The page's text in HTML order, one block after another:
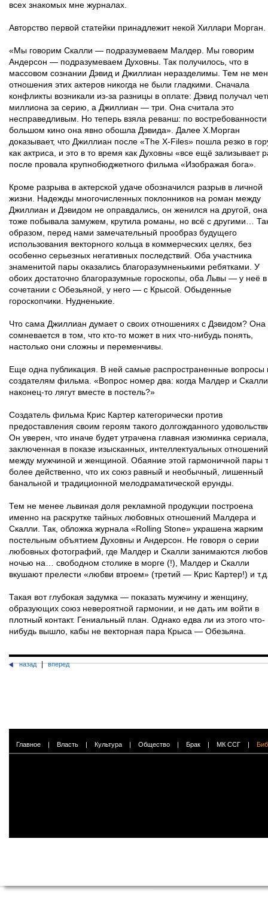
всех знакомых мне журналах.
Авторство первой статейки принадлежит некой Хиллари Морган.
«Мы говорим Скалли — подразумеваем Малдер. Мы говорим
Андерсон — подразумеваем Духовны. Так получилось, что в
массовом сознании Дэвид и Джиллиан неразделимы. Тем не
отношения этих актеров никогда не были гладкими. Сначала
конфликты возникали из-за разницы в оплате: Дэвид получал
миллиона за серию, а Джиллиан — три. Она считала это
несправедливым. Но теперь взяла реванш: по востребованности
большом кино она явно обошла Дэвида». Далее Х.Морган
доказывает, что Джиллиан после «The X-Files» пошла резко в
как актриса, и это в то время как Духовны «все ещё зализывает
после провала крупнобюджетного фильма «Изображая бога».
Кроме разрыва в актерской удаче обозначился разрыв в личной
жизни. Надежды многочисленных поклонников на роман между
Джиллиан и Дэвидом не оправдались, он женился на другой, она
тоже побывала замужем, крутила романы, но всё с другими…
образом, перед нами замечательный прообраз будущего
использования векторного кольца в коммерческих целях, без
особенно серьезных негативных последствий. Оба участника
знаменитой пары оказались благоразумненькими ребятками. У
обоих достаточно благоразумные гороскопы, оба Львы — у неё в
сочетании с Обезьяной, у него — с Крысой. Обыденные
гороскопчики. Нудненькие.
Что сама Джиллиан думает о своих отношениях с Дэвидом? Она
сомневается в том, что кто-то может в них что-нибудь понять,
настолько они сложны и переменчивы.
Еще одна публикация. В ней самые распространенные вопросы
создателям фильма. «Вопрос номер два: когда Малдер и Скалли
наконец-то лягут вместе в постель?»
Создатель фильма Крис Картер категорически против
предоставления своим героям такого долгожданного
Он уверен, что иначе будет утрачена главная изюминка сериала,
заключенная в показе изысканных, интеллектуальных отношений
между мужчиной и женщиной. Обаяние этой гармоничной пары
более действенно, что их союз равный и необычный, лишенный
банальной и традиционной мелодраматической ерунды.
Тем не менее львиная доля рекламной продукции построена
именно на раскрутке тайных любовных отношений Малдера и
Скалли. Так, обложка журнала «Rolling Stone» украшена жарким
постельным объятием Духовны и Андерсон. Не говоря о серии
любовных фотографий, где Малдер и Скалли занимаются
ночью на… свободном столике в морге (!), Малдер и Скалли
вкушают прелести «любви втроем» (третий — Крис Картер!) и
Такая вот глубокая задумка — показать мужчину и женщину,
образующих союз невероятной гармонии, и не дать им войти в
плотный контакт. Гениальный план. Однако едва ли из этого что-
нибудь вышло, кабы не векторная пара Крыса — Обезьяна.
назад | вперед
Главное | Власть | Культура | Общество | Брак | МК ССГ |